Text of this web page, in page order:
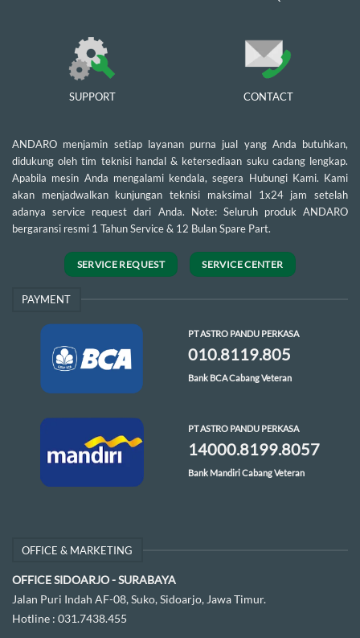
SUPPORT CONTACT
ANDARO menjamin setiap layanan purna jual yang Anda butuhkan,
didukung oleh tim teknisi handal & ketersediaan suku cadang lengkap.
Apabila mesin Anda mengalami kendala, segera Hubungi Kami. Kami
akan menjadwalkan kunjungan teknisi maksimal 1x24 jam setelah
adanya service request dari Anda. Note: Seluruh produk ANDARO
bergaransi resmi 1 Tahun Service & 12 Bulan Spare Part.
SERVICE REQUEST SERVICE CENTER
PAYMENT
PT ASTRO PANDU PERKASA
010.8119.805
Bank BCA Cabang Veteran
PT ASTRO PANDU PERKASA
14000.8199.8057
Bank Mandiri Cabang Veteran
OFFICE & MARKETING
OFFICE SIDOARJO - SURABAYA
Jalan Puri Indah AF-08, Suko, Sidoarjo, Jawa Timur.
Hotline : 031.7438.455